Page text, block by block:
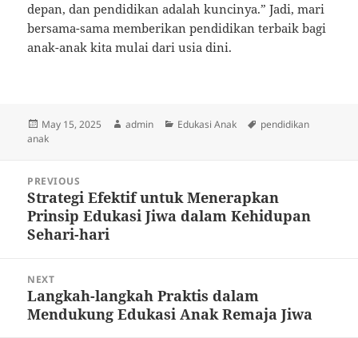
depan, dan pendidikan adalah kuncinya.” Jadi, mari
bersama-sama memberikan pendidikan terbaik bagi
anak-anak kita mulai dari usia dini.
Posted
on
May 15, 2025 Author
admin Categories
Edukasi Anak Tags
pendidikan
anak
navigation
PREVIOUS
Previous
post:
Strategi Efektif untuk Menerapkan
Prinsip Edukasi Jiwa dalam Kehidupan
Sehari-hari
NEXT
Next
post:
Langkah-langkah Praktis dalam
Mendukung Edukasi Anak Remaja Jiwa